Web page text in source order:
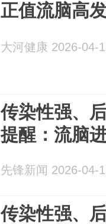
正值流脑高
大河健康 2026-04-
传染性强、
提醒：流脑
先锋新闻 2026-04-
传染性强、